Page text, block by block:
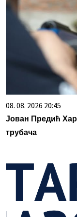
08. 08. 2026 20:45
Јован Предић
трубача